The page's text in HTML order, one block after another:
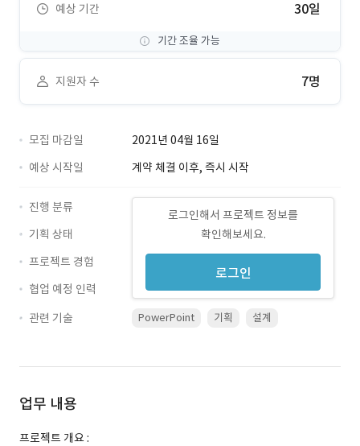
예상 기간 30일
기간 조율 가능
지원자 수 7명
모집 마감일
2021년 04월 16일
예상 시작일
계약 체결 이후, 즉시 시작
로그인해서 프로젝트 정보를
확인해보세요.
로그인
진행 분류
기획 상태
프로젝트 경험
협업 예정 인력
관련 기술
PowerPoint 기획 설계
업무 내용
프로젝트 개요 :